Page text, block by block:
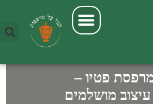
פטיו –
עיצוב מושלמים